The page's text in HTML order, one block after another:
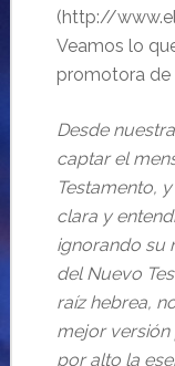
(http://
Veamos lo
promotora de
Desde
captar el
Testamento,
clara y
ignorando su
del Nuevo
raíz hebrea,
mejor versión
por alto la